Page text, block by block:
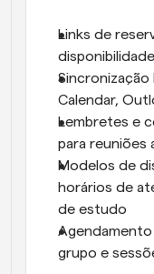
Links de
Calendar,
Lembretes e
para reuniões
Modelos de
horários de
de estudo
grupo e